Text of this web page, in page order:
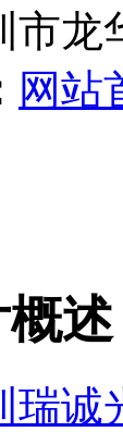
市龙
网站
述
瑞诚